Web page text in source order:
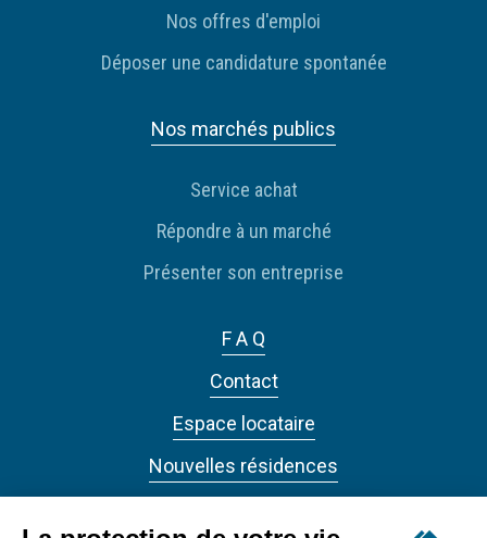
Nos offres d'emploi
Déposer une candidature spontanée
Nos marchés publics
Service achat
Répondre à un marché
Présenter son entreprise
F A Q
Contact
Espace locataire
Nouvelles résidences